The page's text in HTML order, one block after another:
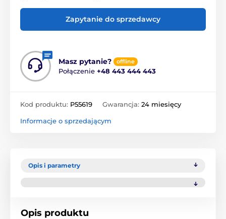
Zapytanie do sprzedawcy
Masz pytanie? offline
Połączenie +48 443 444 443
Kod produktu: P55619 Gwarancja: 24 miesięcy
Informacje o sprzedającym
Opis i parametry
Opis produktu